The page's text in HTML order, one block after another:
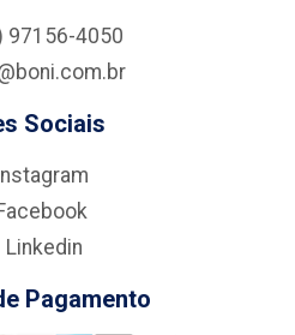
97156-4050
Sociais
Instagram
Linkedin
Pagamento